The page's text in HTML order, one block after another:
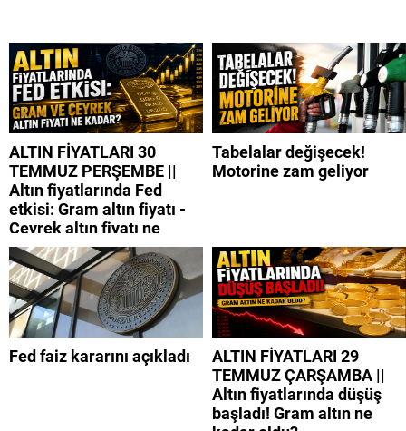
ALTIN FİYATLARI 30
TEMMUZ PERŞEMBE ||
Altın fiyatlarında Fed
etkisi: Gram altın fiyatı -
Çeyrek altın fiyatı ne
kadar?
Tabelalar değişecek!
Motorine zam geliyor
Fed faiz kararını açıkladı
ALTIN FİYATLARI 29
TEMMUZ ÇARŞAMBA ||
Altın fiyatlarında düşüş
başladı! Gram altın ne